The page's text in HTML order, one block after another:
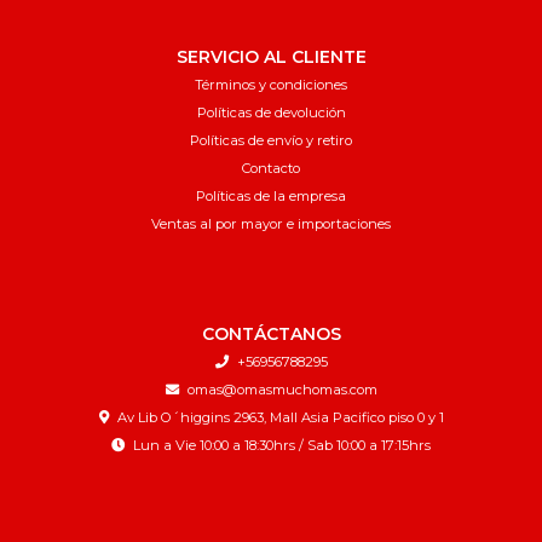
SERVICIO AL CLIENTE
Términos y condiciones
Políticas de devolución
Políticas de envío y retiro
Contacto
Políticas de la empresa
Ventas al por mayor e importaciones
CONTÁCTANOS
+56956788295
omas@omasmuchomas.com
Av Lib O´higgins 2963, Mall Asia Pacifico piso 0 y 1
Lun a Vie 10:00 a 18:30hrs / Sab 10:00 a 17:15hrs